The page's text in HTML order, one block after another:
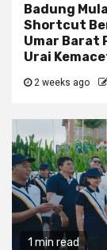
Badung
Shortcut
Umar Barat
Urai
2 weeks ago
1 min read